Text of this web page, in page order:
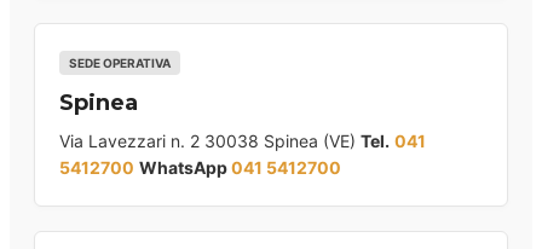
SEDE OPERATIVA
Spinea
Via Lavezzari n. 2 30038 Spinea (VE) Tel. 041
5412700 WhatsApp041 5412700